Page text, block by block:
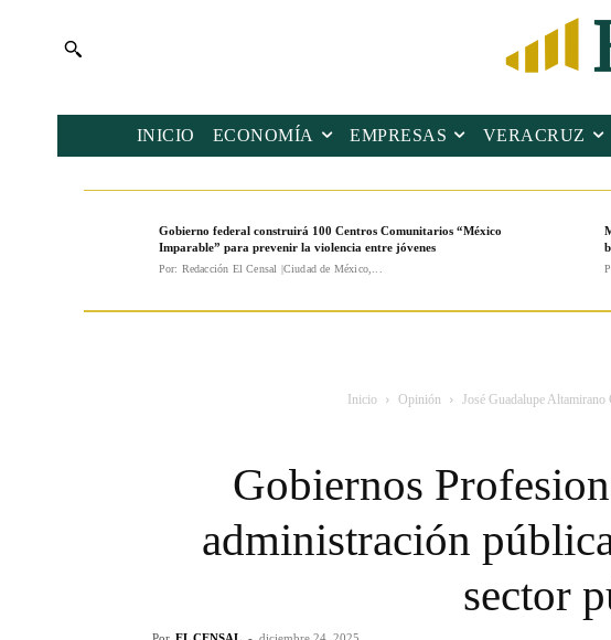
INICIO ECONOMÍA EMPRESAS VERACRUZ
Gobierno federal construirá 100 Centros Comunitarios “México
Imparable” para prevenir la violencia entre jóvenes
Por: Redacción El Censal |Ciudad de México,...
Inicio Opinión José Guadalupe Altamirano
Gobiernos
administración
sector